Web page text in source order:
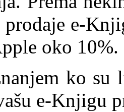
prodaje e-
oko 10%.
ko
e-Knjigu